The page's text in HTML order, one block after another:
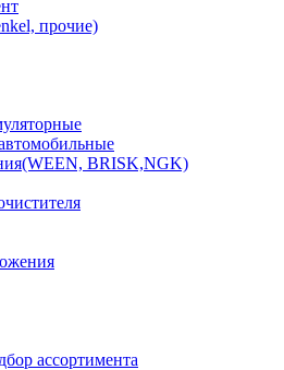
прочие)
BRISK,NGK)
ассортимента